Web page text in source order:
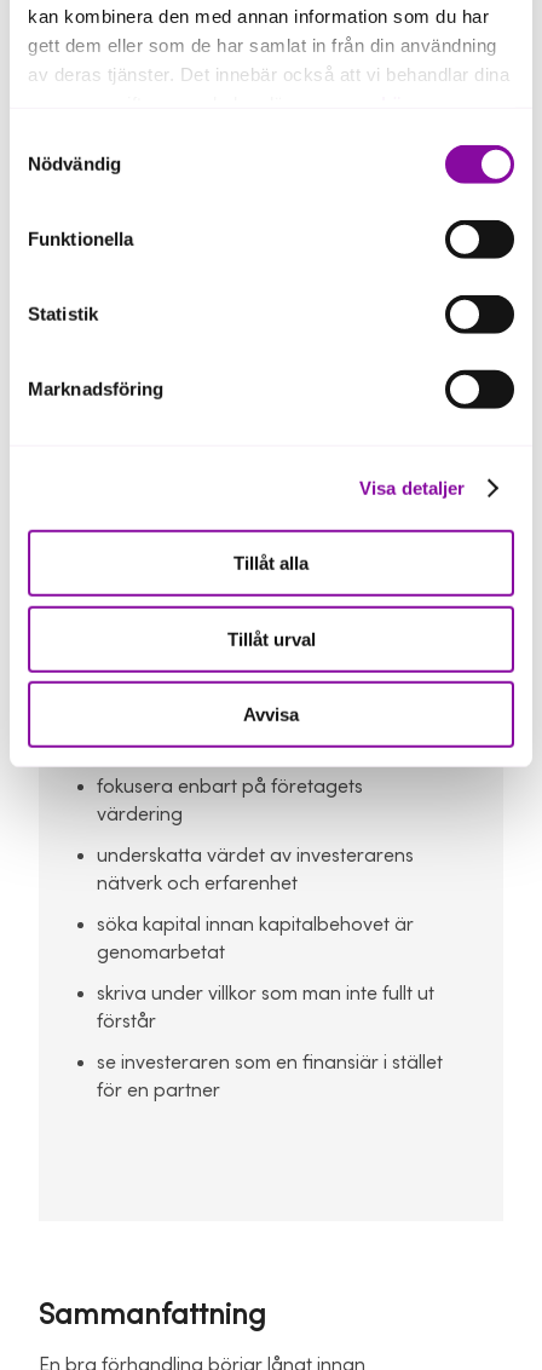
kan kombinera den med annan information som du har
gett dem eller som de har samlat in från din användning
av deras tjänster. Det innebär också att vi behandlar dina
Om du klickar på avvisa kommer användning av kakor
eller delning av information enligt ovan, inte att ske,
förutom för kakor som är nödvändiga för att hemsidan
ska fungera se mer under inställningar.
Nödvändig
Funktionella
Statistik
Marknadsföring
Visa detaljer
Tillåt alla
Tillåt urval
Avvisa
Ju tydligare samsyn ni har från början, desto bättre
förutsättningar finns för ett långsiktigt samarbete.
Vanliga misstag att undvika
fokusera enbart på företagets
värdering
underskatta värdet av investerarens
nätverk och erfarenhet
söka kapital innan kapitalbehovet är
genomarbetat
skriva under villkor som man inte fullt ut
förstår
se investeraren som en finansiär i stället
för en partner
Sammanfattning
En bra förhandling börjar långt innan